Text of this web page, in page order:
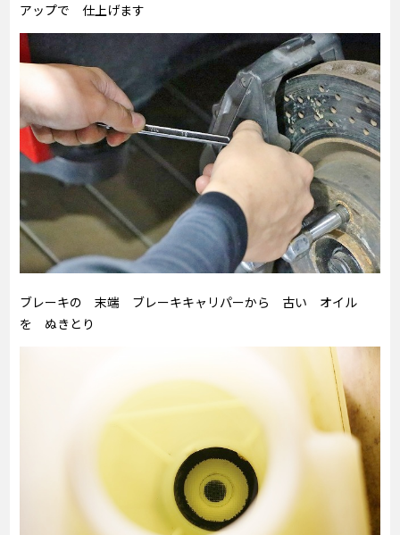
アップで 仕上げます
ブレーキの 末端 ブレーキキャリパーから 古い オイル
を ぬきとり